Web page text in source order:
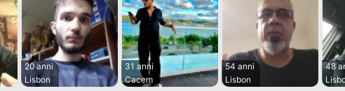
20 anni
Lisbon
31 anni
Cacem
54 anni
Lisbon
48